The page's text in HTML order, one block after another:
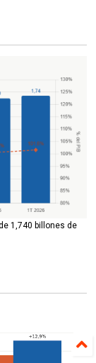
1,740 billones de